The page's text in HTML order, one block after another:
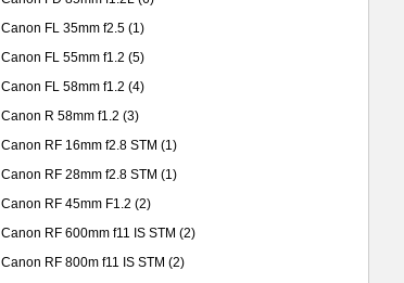
Canon FL 35mm f2.5 (1)
Canon FL 55mm f1.2 (5)
Canon FL 58mm f1.2 (4)
Canon R 58mm f1.2 (3)
Canon RF 16mm f2.8 STM (1)
Canon RF 28mm f2.8 STM (1)
Canon RF 45mm F1.2 (2)
Canon RF 600mm f11 IS STM (2)
Canon RF 800m f11 IS STM (2)